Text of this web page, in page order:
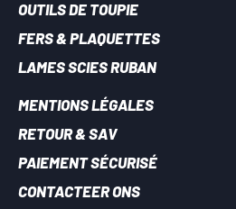
OUTILS DE TOUPIE
FERS & PLAQUETTES
LAMES SCIES RUBAN
MENTIONS LÉGALES
RETOUR & SAV
PAIEMENT SÉCURISÉ
CONTACTEER ONS